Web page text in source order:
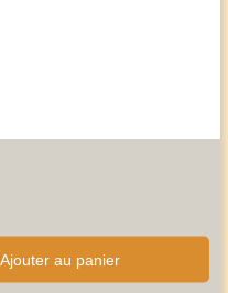
Ajouter au panier